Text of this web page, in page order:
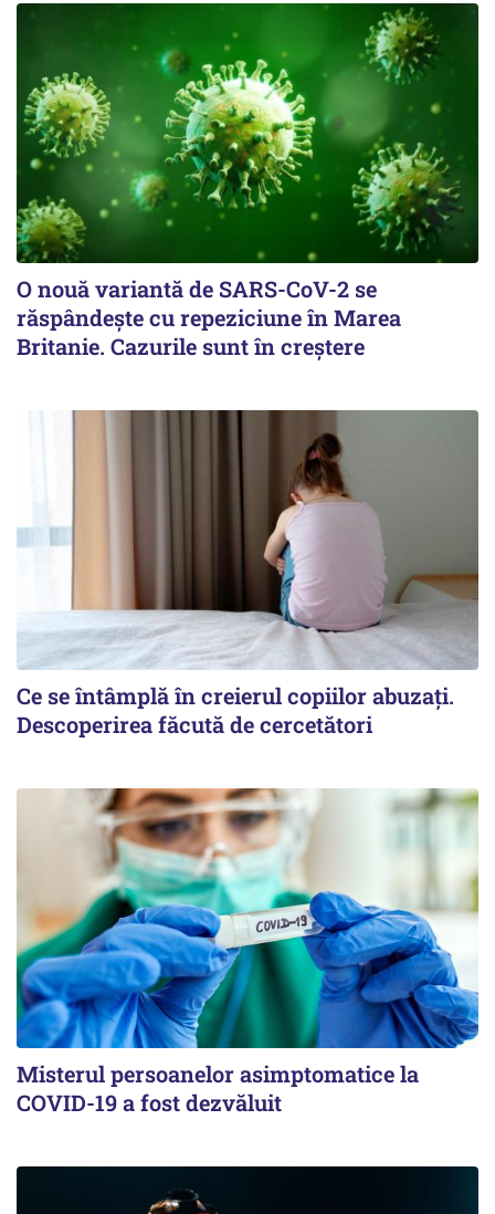
O nouă variantă de SARS-CoV-2 se
răspândește cu repeziciune în Marea
Britanie. Cazurile sunt în creștere
Ce se întâmplă în creierul copiilor abuzați.
Descoperirea făcută de cercetători
Misterul persoanelor asimptomatice la
COVID-19 a fost dezvăluit